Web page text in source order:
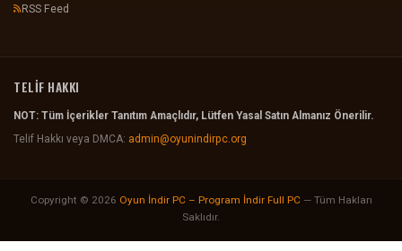
RSS Feed
TELİF HAKKI
NOT: Tüm İçerikler Tanıtım Amaçlıdır, Lütfen Yasal Satın Almanız Önerilir.
Telif Hakkı veya DMCA: admin@oyunindirpc.org
Copyright © 2026 Oyun İndir PC – Program İndir Full PC — Tüm Hakları
Saklıdır.